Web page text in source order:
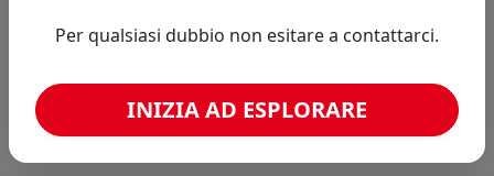
Confronta con articoli simili
Caricamento confronto...
Per qualsiasi dubbio non esitare a contattarci.
INIZIA AD ESPLORARE